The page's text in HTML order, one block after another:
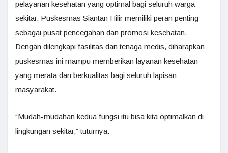
pelayanan kesehatan yang optimal bagi seluruh warga
sekitar. Puskesmas Siantan Hilir memiliki peran penting
sebagai pusat pencegahan dan promosi kesehatan.
Dengan dilengkapi fasilitas dan tenaga medis, diharapkan
puskesmas ini mampu memberikan layanan kesehatan
yang merata dan berkualitas bagi seluruh lapisan
masyarakat.
“Mudah-mudahan kedua fungsi itu bisa kita optimalkan di
lingkungan sekitar,” tuturnya.